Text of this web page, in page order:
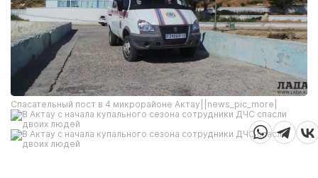
Спасательный пост в 4 микрорайоне Актау||news_pic_more|